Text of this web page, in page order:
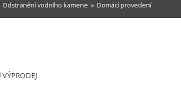
Odstranění vodního kamene » Domácí provedení
VÝPRODEJ